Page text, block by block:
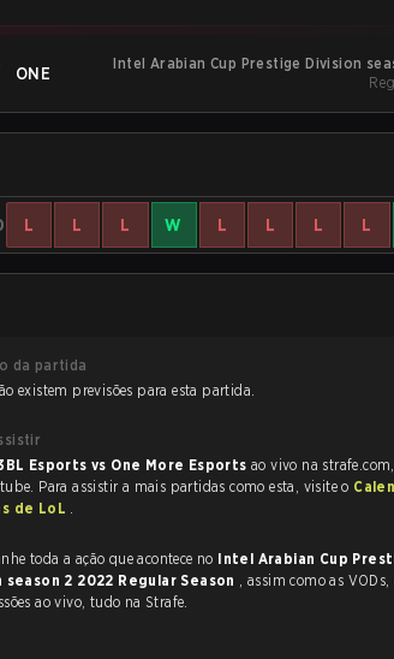
ONE
Intel Arabian Cup Prestige Division
L L L W L L L L
da partida
existem previsões para esta partida.
Esports vs One More Esports ao vivo na
Para assistir a mais partidas como esta, visite o
de LoL .
toda a ação que acontece no Intel Arabian Cup
season 2 2022 Regular Season , assim como as VODs, destaques e
ao vivo, tudo na Strafe.